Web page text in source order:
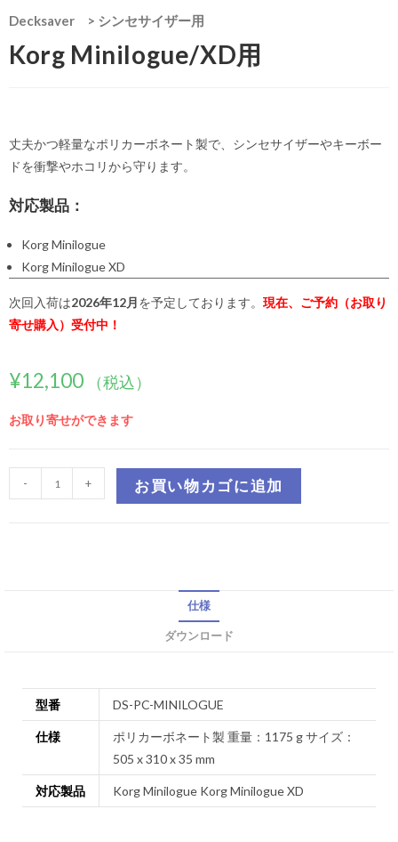
Decksaver > シンセサイザー用
Korg Minilogue/XD用
丈夫かつ軽量なポリカーボネート製で、シンセサイザーやキーボー
ドを衝撃やホコリから守ります。
対応製品：
Korg Minilogue
Korg Minilogue XD
次回入荷は2026年12月を予定しております。 現在、ご予約（お取り
寄せ購入）受付中！
¥12,100 （税込）
お取り寄せができます
- + お買い物カゴに追加
仕様
ダウンロード
型番 DS-PC-MINILOGUE
仕様
ポリカーボネート製 重量：1175 g サイズ：
505 x 310 x 35 mm
対応製品 Korg Minilogue Korg Minilogue XD